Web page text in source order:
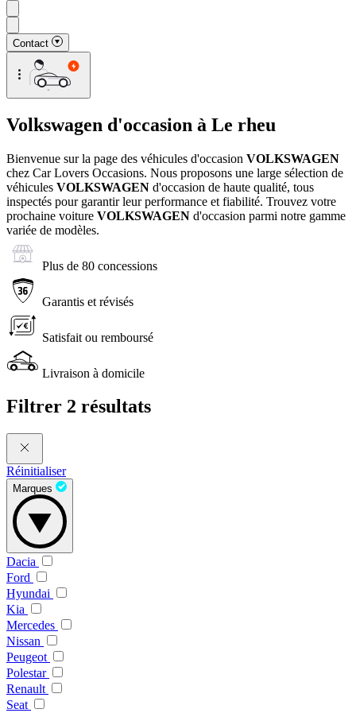
Contact
Volkswagen d'occasion à Le rheu
Bienvenue sur la page des véhicules d'occasion VOLKSWAGEN
chez Car Lovers Occasions. Nous proposons une large sélection de
véhicules VOLKSWAGEN d'occasion de haute qualité, tous
inspectés pour garantir leur performance et fiabilité. Trouvez votre
prochaine voiture VOLKSWAGEN d'occasion parmi notre gamme
variée de modèles.
Plus de 80 concessions
Garantis et révisés
Satisfait ou remboursé
Livraison à domicile
Filtrer 2 résultats
Réinitialiser
Marques
Dacia
Ford
Hyundai
Kia
Mercedes
Nissan
Peugeot
Polestar
Renault
Seat